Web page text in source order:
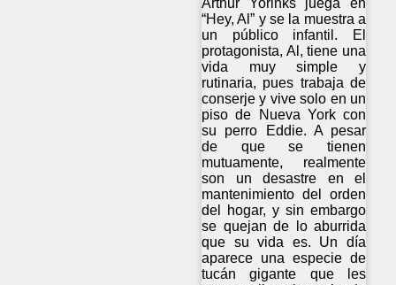
“Hey, Al” y se la muestra a
un público infantil. El
protagonista, Al, tiene una
vida muy simple y
rutinaria, pues trabaja de
conserje y vive solo en un
piso de Nueva York con
su perro Eddie. A pesar
de que se tienen
mutuamente, realmente
son un desastre en el
mantenimiento del orden
del hogar, y sin embargo
se quejan de lo aburrida
que su vida es. Un día
aparece una especie de
tucán gigante que les